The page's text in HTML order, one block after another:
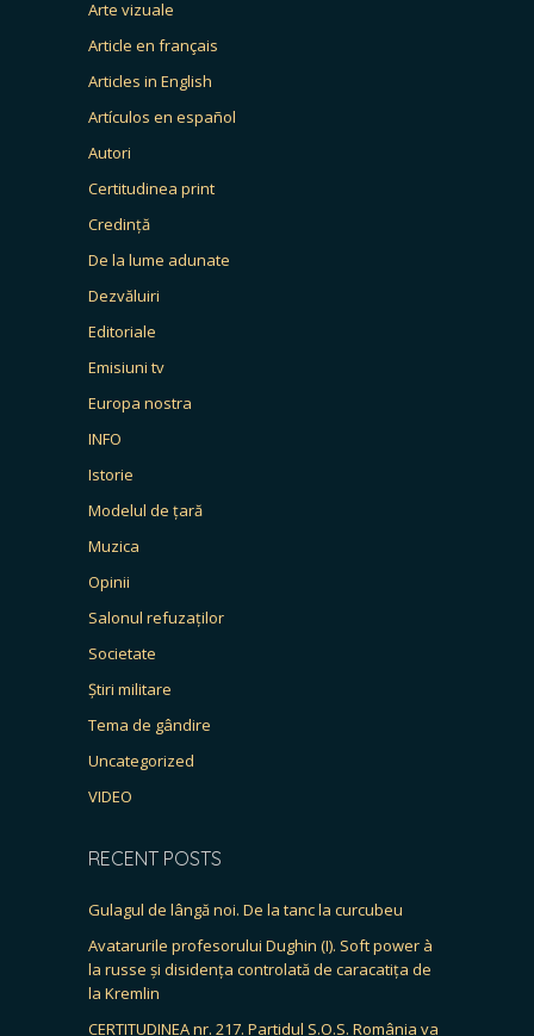
Arte vizuale
Article en français
Articles in English
Artículos en español
Autori
Certitudinea print
Credință
De la lume adunate
Dezvăluiri
Editoriale
Emisiuni tv
Europa nostra
INFO
Istorie
Modelul de țară
Muzica
Opinii
Salonul refuzaților
Societate
Știri militare
Tema de gândire
Uncategorized
VIDEO
RECENT POSTS
Gulagul de lângă noi. De la tanc la curcubeu
Avatarurile profesorului Dughin (I). Soft power à
la russe și disidența controlată de caracatița de
la Kremlin
CERTITUDINEA nr. 217. Partidul S.O.S. România va